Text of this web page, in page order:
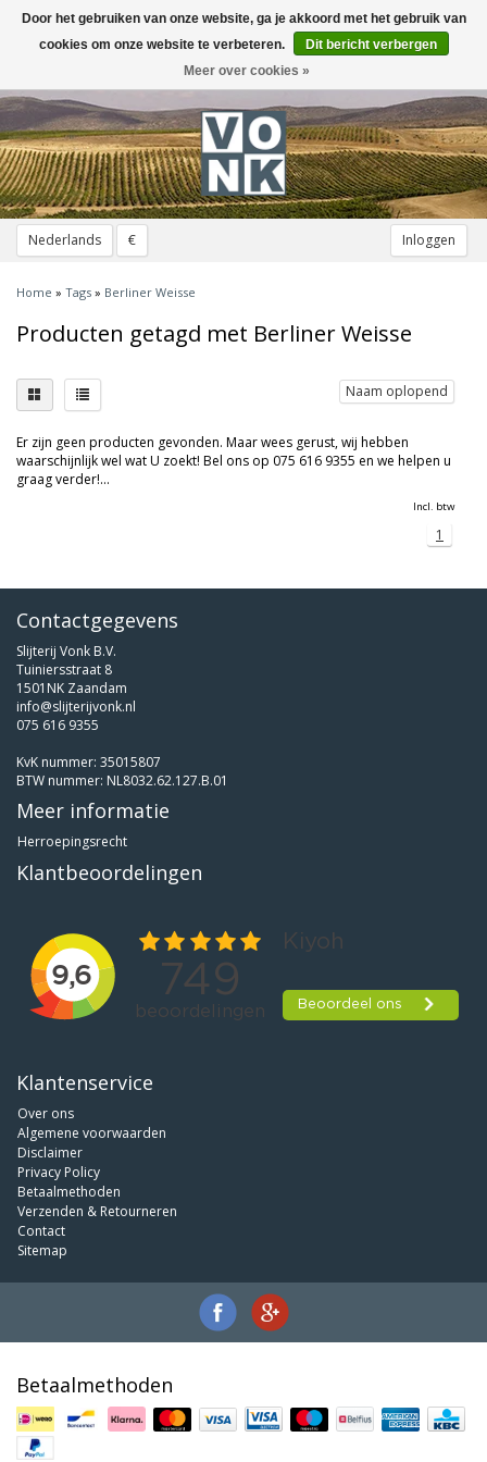
Nederlands € Inloggen
Toggle
navigation
Home » Tags » Berliner Weisse
Producten getagd met Berliner Weisse
Naam oplopend
Er zijn geen producten gevonden. Maar wees gerust, wij hebben
waarschijnlijk wel wat U zoekt! Bel ons op 075 616 9355 en we helpen u
graag verder!...
Incl. btw
1
Contactgegevens
Slijterij Vonk B.V.
Tuiniersstraat 8
1501NK Zaandam
info@slijterijvonk.nl
075 616 9355
KvK nummer: 35015807
BTW nummer: NL8032.62.127.B.01
Meer informatie
Herroepingsrecht
Klantbeoordelingen
Klantenservice
Over ons
Algemene voorwaarden
Disclaimer
Privacy Policy
Betaalmethoden
Verzenden & Retourneren
Contact
Sitemap
Betaalmethoden
Door het gebruiken van onze website, ga je akkoord met het gebruik van
cookies om onze website te verbeteren.
Dit bericht verbergen
Meer over cookies »